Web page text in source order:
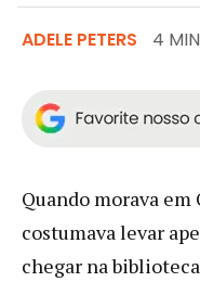
ADELE PETERS 4
Quando morava
costumava levar
chegar na